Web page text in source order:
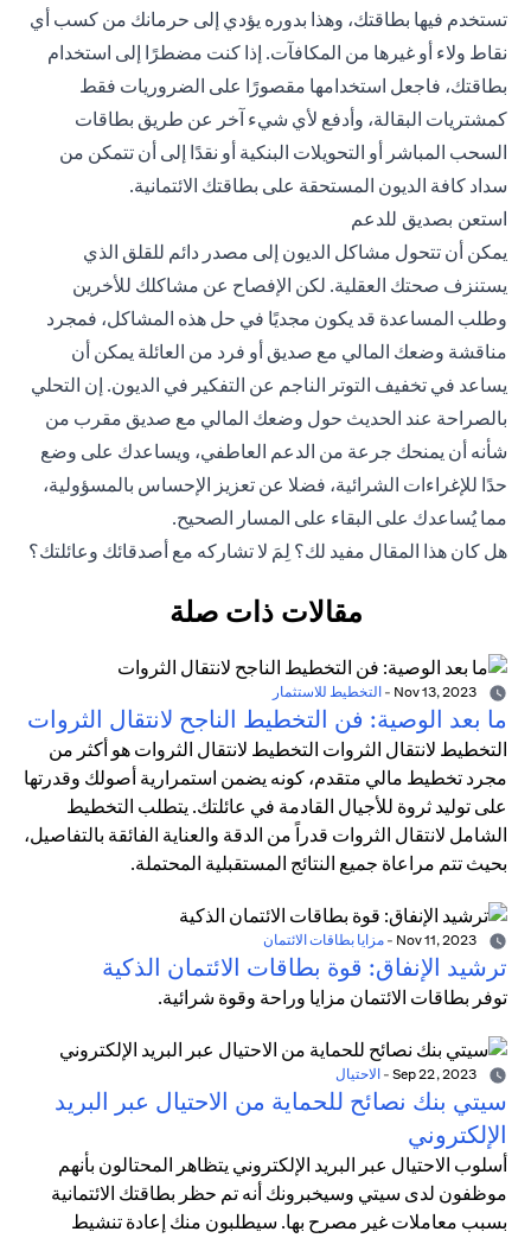
تستخدم فيها بطاقتك، وهذا بدوره يؤدي إلى حرمانك من كسب أي
نقاط ولاء أو غيرها من المكافآت. إذا كنت مضطرًا إلى استخدام
بطاقتك، فاجعل استخدامها مقصورًا على الضروريات فقط
كمشتريات البقالة، وأدفع لأي شيء آخر عن طريق بطاقات
السحب المباشر أو التحويلات البنكية أو نقدًا إلى أن تتمكن من
سداد كافة الديون المستحقة على بطاقتك الائتمانية.
استعن بصديق للدعم
يمكن أن تتحول مشاكل الديون إلى مصدر دائم للقلق الذي
يستنزف صحتك العقلية. لكن الإفصاح عن مشاكلك للأخرين
وطلب المساعدة قد يكون مجديًا في حل هذه المشاكل، فمجرد
مناقشة وضعك المالي مع صديق أو فرد من العائلة يمكن أن
يساعد في تخفيف التوتر الناجم عن التفكير في الديون. إن التحلي
بالصراحة عند الحديث حول وضعك المالي مع صديق مقرب من
شأنه أن يمنحك جرعة من الدعم العاطفي، ويساعدك على وضع
حدًا للإغراءات الشرائية، فضلا عن تعزيز الإحساس بالمسؤولية،
مما يُساعدك على البقاء على المسار الصحيح.
هل كان هذا المقال مفيد لك؟ لِمَ لا تشاركه مع أصدقائك وعائلتك؟
مقالات ذات صلة
- التخطيط للاستثمار
ما بعد الوصية: فن التخطيط الناجح لانتقال الثروات
التخطيط لانتقال الثروات التخطيط لانتقال الثروات هو أكثر من
مجرد تخطيط مالي متقدم، كونه يضمن استمرارية أصولك وقدرتها
على توليد ثروة للأجيال القادمة في عائلتك. يتطلب التخطيط
الشامل لانتقال الثروات قدراً من الدقة والعناية الفائقة بالتفاصيل،
بحيث تتم مراعاة جميع النتائج المستقبلية المحتملة.
- مزايا بطاقات الائتمان
ترشيد الإنفاق: قوة بطاقات الائتمان الذكية
توفر بطاقات الائتمان مزايا وراحة وقوة شرائية.
- الاحتيال
سيتي بنك نصائح للحماية من الاحتيال عبر البريد
الإلكتروني
أسلوب الاحتيال عبر البريد الإلكتروني يتظاهر المحتالون بأنهم
موظفون لدى سيتي وسيخبرونك أنه تم حظر بطاقتك الائتمانية
بسبب معاملات غير مصرح بها. سيطلبون منك إعادة تنشيط